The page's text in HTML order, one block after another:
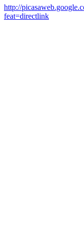
http://
feat=directlink